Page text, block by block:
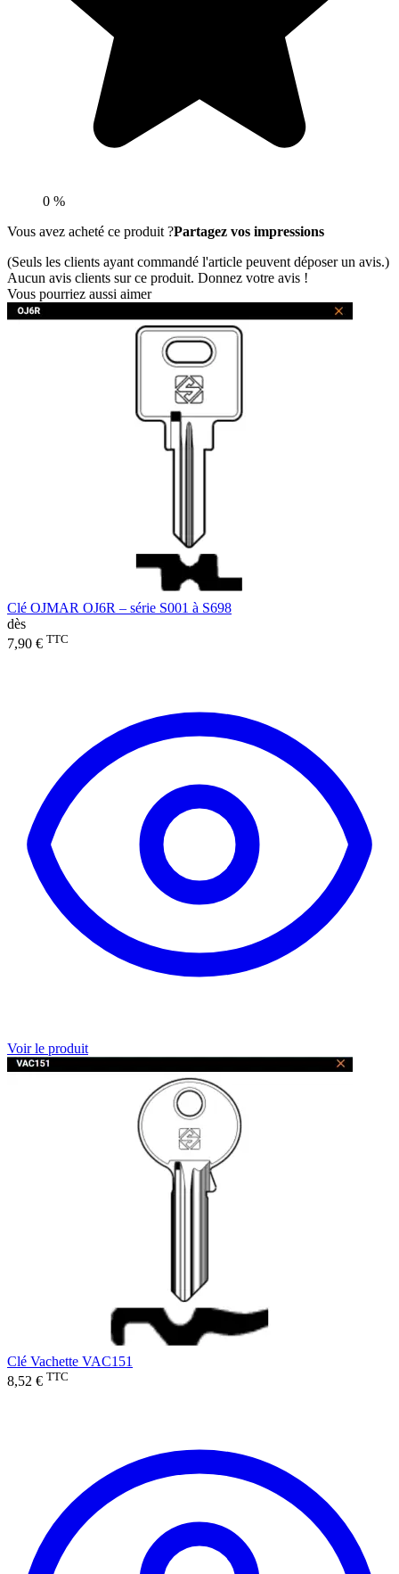
0 %
Vous avez acheté ce produit ?Partagez vos impressions
(Seuls les clients ayant commandé l'article peuvent déposer un avis.)
Aucun avis clients sur ce produit. Donnez votre avis !
Vous pourriez aussi aimer
Clé OJMAR OJ6R – série S001 à S698
dès
7,90 € TTC
Voir le produit
Clé Vachette VAC151
8,52 € TTC